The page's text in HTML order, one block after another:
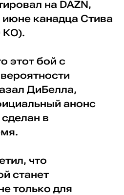
на DAZN,
июне канадца Стива
КО).
этот бой с
ДиБелла,
анонс
в
что
станет
только для